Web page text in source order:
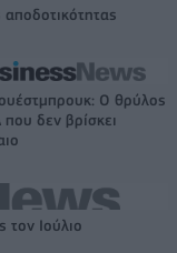
Ο θρύλος
που δεν βρίσκει
Ιούλιο